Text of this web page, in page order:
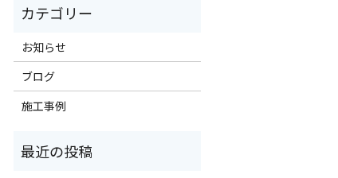
お知らせ
ブログ
施工事例